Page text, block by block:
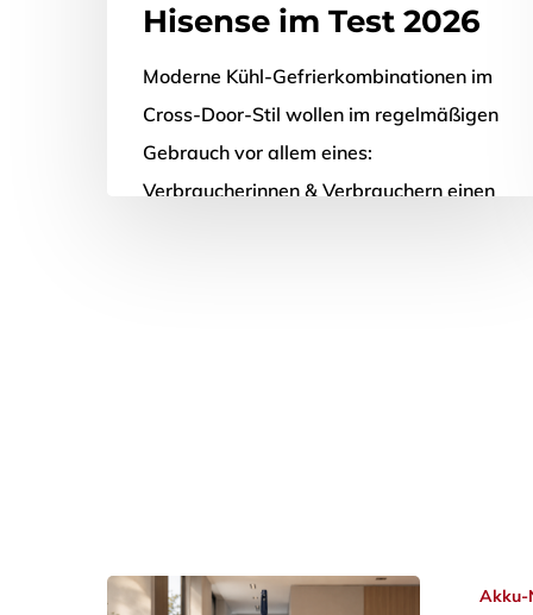
Hisense im Test 2026
Moderne Kühl-Gefrierkombinationen im
Cross-Door-Stil wollen im regelmäßigen
Gebrauch vor allem eines:
Verbraucherinnen & Verbrauchern einen
Akku-